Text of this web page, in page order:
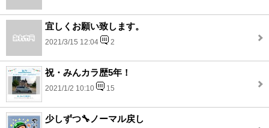
宜しくお願い致します。
2021/3/15 12:04 2
祝・みんカラ歴5年！
2021/1/2 10:10 15
少しずつ🔧ノーマル戻し